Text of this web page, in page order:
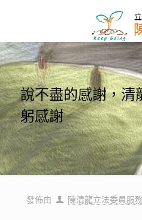
說不盡的感謝，清
躬感謝
發佈由 陳清龍立法委員服